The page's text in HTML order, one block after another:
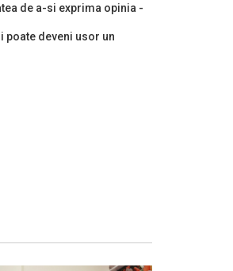
de a-si exprima opinia -
deveni usor un